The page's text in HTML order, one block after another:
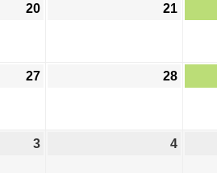
20 21
27 28
3 4